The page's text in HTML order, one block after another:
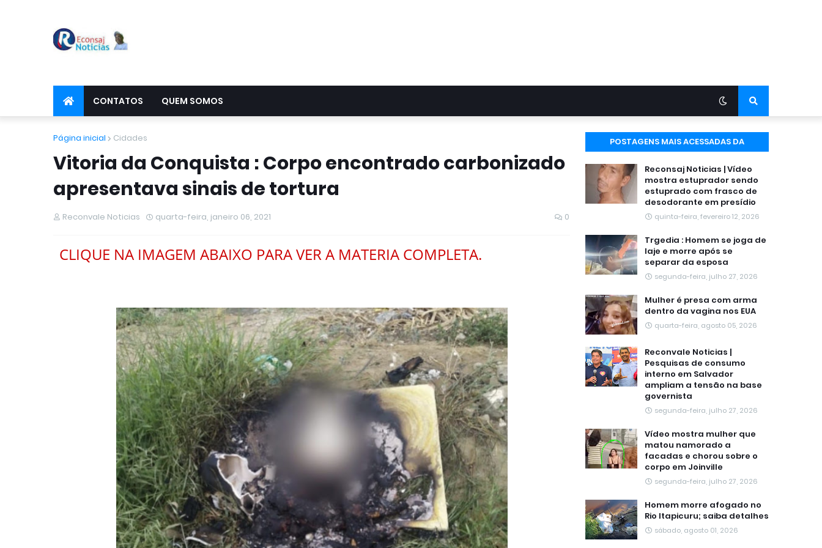
CONTATOS QUEM SOMOS
Página inicial Cidades
Vitoria da Conquista : Corpo encontrado carbonizado
apresentava sinais de tortura
Reconvale Noticias quarta-feira, janeiro 06, 2021 0
CLIQUE NA IMAGEM ABAIXO PARA VER A MATERIA COMPLETA.
POSTAGENS MAIS ACESSADAS DA
Reconsaj Noticias | Vídeo
mostra estuprador sendo
estuprado com frasco de
desodorante em presídio
quinta-feira, fevereiro 12, 2026
Trgedia : Homem se joga de
laje e morre após se
separar da esposa
segunda-feira, julho 27, 2026
Mulher é presa com arma
dentro da vagina nos EUA
quarta-feira, agosto 05, 2026
Reconvale Noticias |
Pesquisas de consumo
interno em Salvador
ampliam a tensão na base
governista
segunda-feira, julho 27, 2026
Vídeo mostra mulher que
matou namorado a
facadas e chorou sobre o
corpo em Joinville
segunda-feira, julho 27, 2026
Homem morre afogado no
Rio Itapicuru; saiba detalhes
sábado, agosto 01, 2026